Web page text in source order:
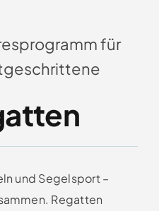
für
und Segelsport –
Regatten